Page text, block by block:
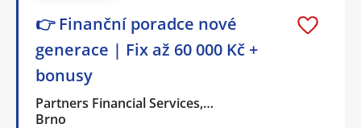
👉 Finanční poradce nové
generace | Fix až 60 000 Kč +
bonusy
Partners Financial Services,…
Brno